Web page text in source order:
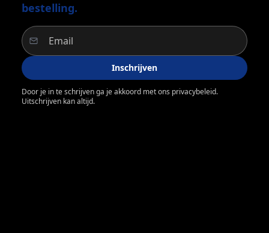
bestelling.
Inschrijven
Door je in te schrijven ga je akkoord met ons privacybeleid.
Uitschrijven kan altijd.